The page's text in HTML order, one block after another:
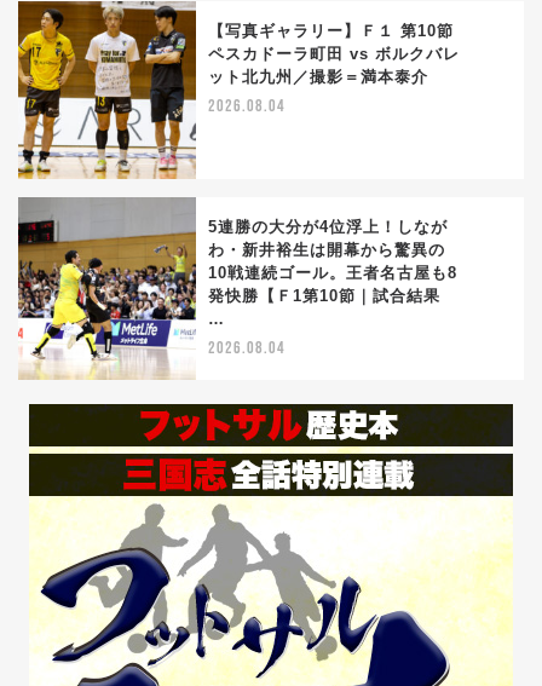
【写真ギャラリー】Ｆ１ 第10節
ペスカドーラ町田 vs ボルクバレ
ット北九州／撮影＝満本泰介
2026.08.04
5連勝の大分が4位浮上！しなが
わ・新井裕生は開幕から驚異の
10戦連続ゴール。王者名古屋も8
発快勝【Ｆ1第10節｜試合結果
…
2026.08.04